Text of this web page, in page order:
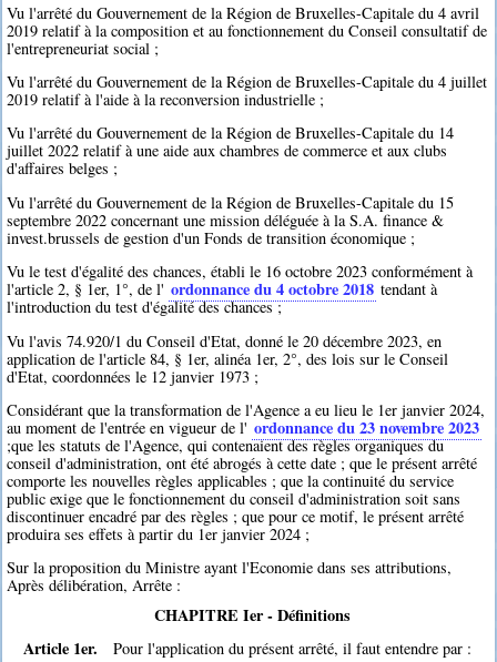
Vu l'arrêté du Gouvernement de la Région de Bruxelles-Capitale du 4 avril
2019 relatif à la composition et au fonctionnement du Conseil consultatif de
l'entrepreneuriat social ;
Vu l'arrêté du Gouvernement de la Région de Bruxelles-Capitale du 4 juillet
2019 relatif à l'aide à la reconversion industrielle ;
Vu l'arrêté du Gouvernement de la Région de Bruxelles-Capitale du 14
juillet 2022 relatif à une aide aux chambres de commerce et aux clubs
d'affaires belges ;
Vu l'arrêté du Gouvernement de la Région de Bruxelles-Capitale du 15
septembre 2022 concernant une mission déléguée à la S.A. finance &
invest.brussels de gestion d'un Fonds de transition économique ;
Vu le test d'égalité des chances, établi le 16 octobre 2023 conformément à
l'article 2, § 1er, 1°, de l' ordonnance du 4 octobre 2018 tendant à
l'introduction du test d'égalité des chances ;
Vu l'avis 74.920/1 du Conseil d'Etat, donné le 20 décembre 2023, en
application de l'article 84, § 1er, alinéa 1er, 2°, des lois sur le Conseil
d'Etat, coordonnées le 12 janvier 1973 ;
Considérant que la transformation de l'Agence a eu lieu le 1er janvier 2024,
au moment de l'entrée en vigueur de l' ordonnance du 23 novembre 2023
;que les statuts de l'Agence, qui contenaient des règles organiques du
conseil d'administration, ont été abrogés à cette date ; que le présent arrêté
comporte les nouvelles règles applicables ; que la continuité du service
public exige que le fonctionnement du conseil d'administration soit sans
discontinuer encadré par des règles ; que pour ce motif, le présent arrêté
produira ses effets à partir du 1er janvier 2024 ;
Sur la proposition du Ministre ayant l'Economie dans ses attributions,
Après délibération, Arrête :
CHAPITRE Ier - Définitions
Article 1er.
Pour l'application du présent arrêté, il faut entendre par :